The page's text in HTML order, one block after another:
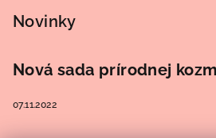
Novinky
Nová sada prírodnej
07.11.2022